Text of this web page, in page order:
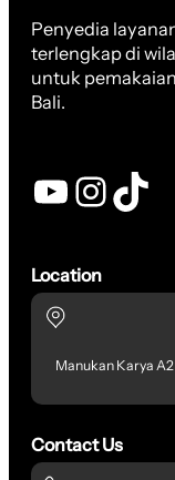
Penyedia
terlengkap di
untuk
Bali.
YouTube InstagramTikTok
Location
Manukan Karya
Contact Us